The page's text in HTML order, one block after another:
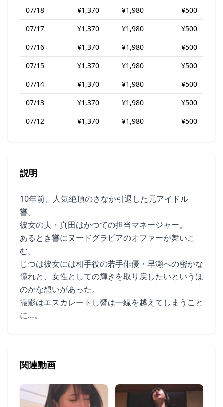
07/18
¥1,370 ¥1,980
¥500
07/17
¥1,370 ¥1,980
¥500
07/16
¥1,370 ¥1,980
¥500
07/15
¥1,370 ¥1,980
¥500
07/14
¥1,370 ¥1,980
¥500
07/13
¥1,370 ¥1,980
¥500
07/12
¥1,370 ¥1,980 ¥500
説明
10年前、人気絶頂のさなか引退した元アイドル
響。
彼女の夫・真田はかつての担当マネージャー。
あるとき響にヌードグラビアのオファーが舞いこ
む。
じつは彼女には相手役の若手俳優・早瀬への密かな
憧れと、女性としての輝きを取り戻したいというほ
のかな想いがあった。
撮影はエスカレートし響は一線を越えてしまうこと
に…。
関連動画